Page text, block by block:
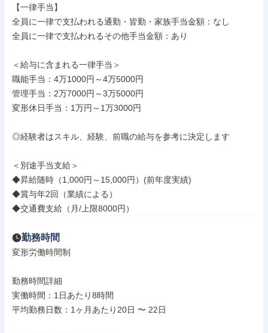
【一律手当】
全員に一律で支払われる通勤・皆勤・家族手当金額：なし
全員に一律で支払われるその他手当金額：あり
＜給与に含まれる一律手当＞
職能手当：4万1000円～4万5000円
管理手当：2万7000円～3万5000円
変形休日手当：1万円～1万3000円
◎経験者はスキル、経験、前職の給与を参考に決定します
＜別途手当支給＞
◆昇給随時（1,000円～15,000円）(前年度実績)
◆賞与年2回（業績による）
◆交通費支給（月/上限8000円）
勤務時間
変形労働時間制
勤務時間詳細
実働時間：1日あたり8時間
平均勤務日数：1ヶ月あたり20日 〜 22日